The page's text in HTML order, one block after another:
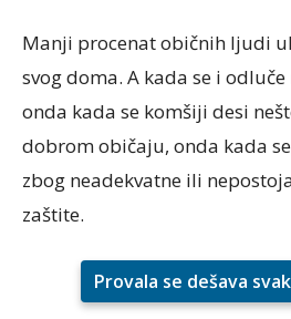
Manji procenat običnih ljudi
svog doma. A kada se i
onda kada se komšiji desi
dobrom običaju, onda kada
zbog neadekvatne ili
zaštite.
Provala se dešava